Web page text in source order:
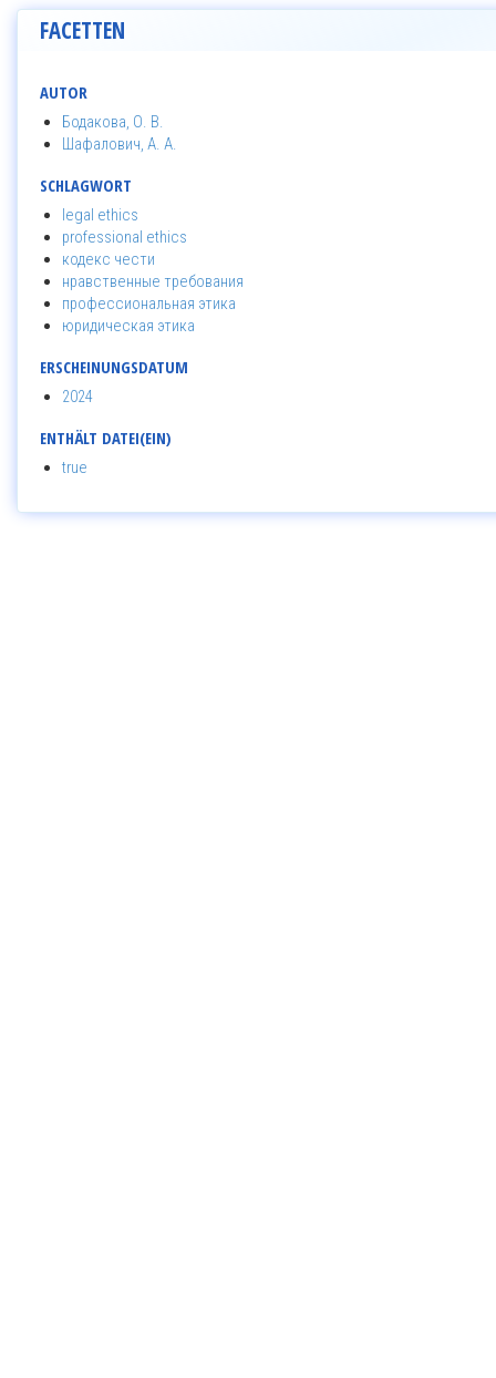
FACETTEN
AUTOR
Бодакова, О. В.
Шафалович, А. А.
SCHLAGWORT
legal ethics
professional ethics
кодекс чести
нравственные требования
профессиональная этика
юридическая этика
ERSCHEINUNGSDATUM
2024
ENTHÄLT DATEI(EIN)
true